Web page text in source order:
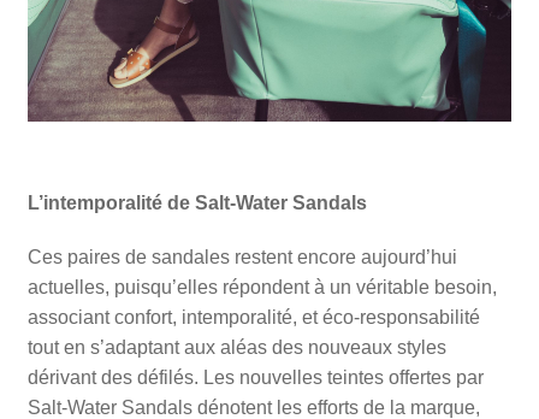
L’intemporalité de Salt-Water Sandals
Ces paires de sandales restent encore aujourd’hui
actuelles, puisqu’elles répondent à un véritable besoin,
associant confort, intemporalité, et éco-responsabilité
tout en s’adaptant aux aléas des nouveaux styles
dérivant des défilés. Les nouvelles teintes offertes par
Salt-Water Sandals dénotent les efforts de la marque,